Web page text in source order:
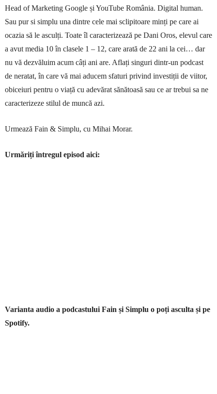
Head of Marketing Google și YouTube România. Digital human.
Sau pur si simplu una dintre cele mai sclipitoare minți pe care ai
ocazia să le asculți. Toate îl caracterizează pe Dani Oros, elevul care
a avut media 10 în clasele 1 – 12, care arată de 22 ani la cei… dar
nu vă dezvăluim acum câți ani are. Aflați singuri dintr-un podcast
de neratat, în care vă mai aducem sfaturi privind investiții de viitor,
obiceiuri pentru o viață cu adevărat sănătoasă sau ce ar trebui sa ne
caracterizeze stilul de muncă azi.
Urmează Fain & Simplu, cu Mihai Morar.
Urmăriți întregul episod aici:
Varianta audio a podcastului Fain și Simplu o poți asculta și pe
Spotify.